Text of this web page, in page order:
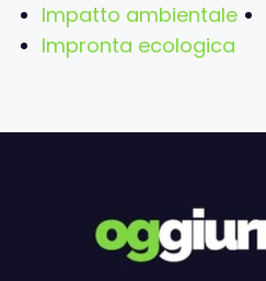
Impatto ambientale
Impronta ecologica